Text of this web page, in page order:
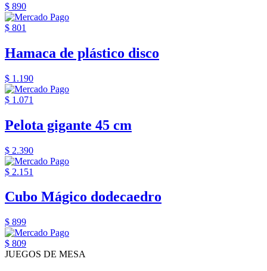
$ 890
$ 801
Hamaca de plástico disco
$ 1.190
$ 1.071
Pelota gigante 45 cm
$ 2.390
$ 2.151
Cubo Mágico dodecaedro
$ 899
$ 809
JUEGOS DE MESA